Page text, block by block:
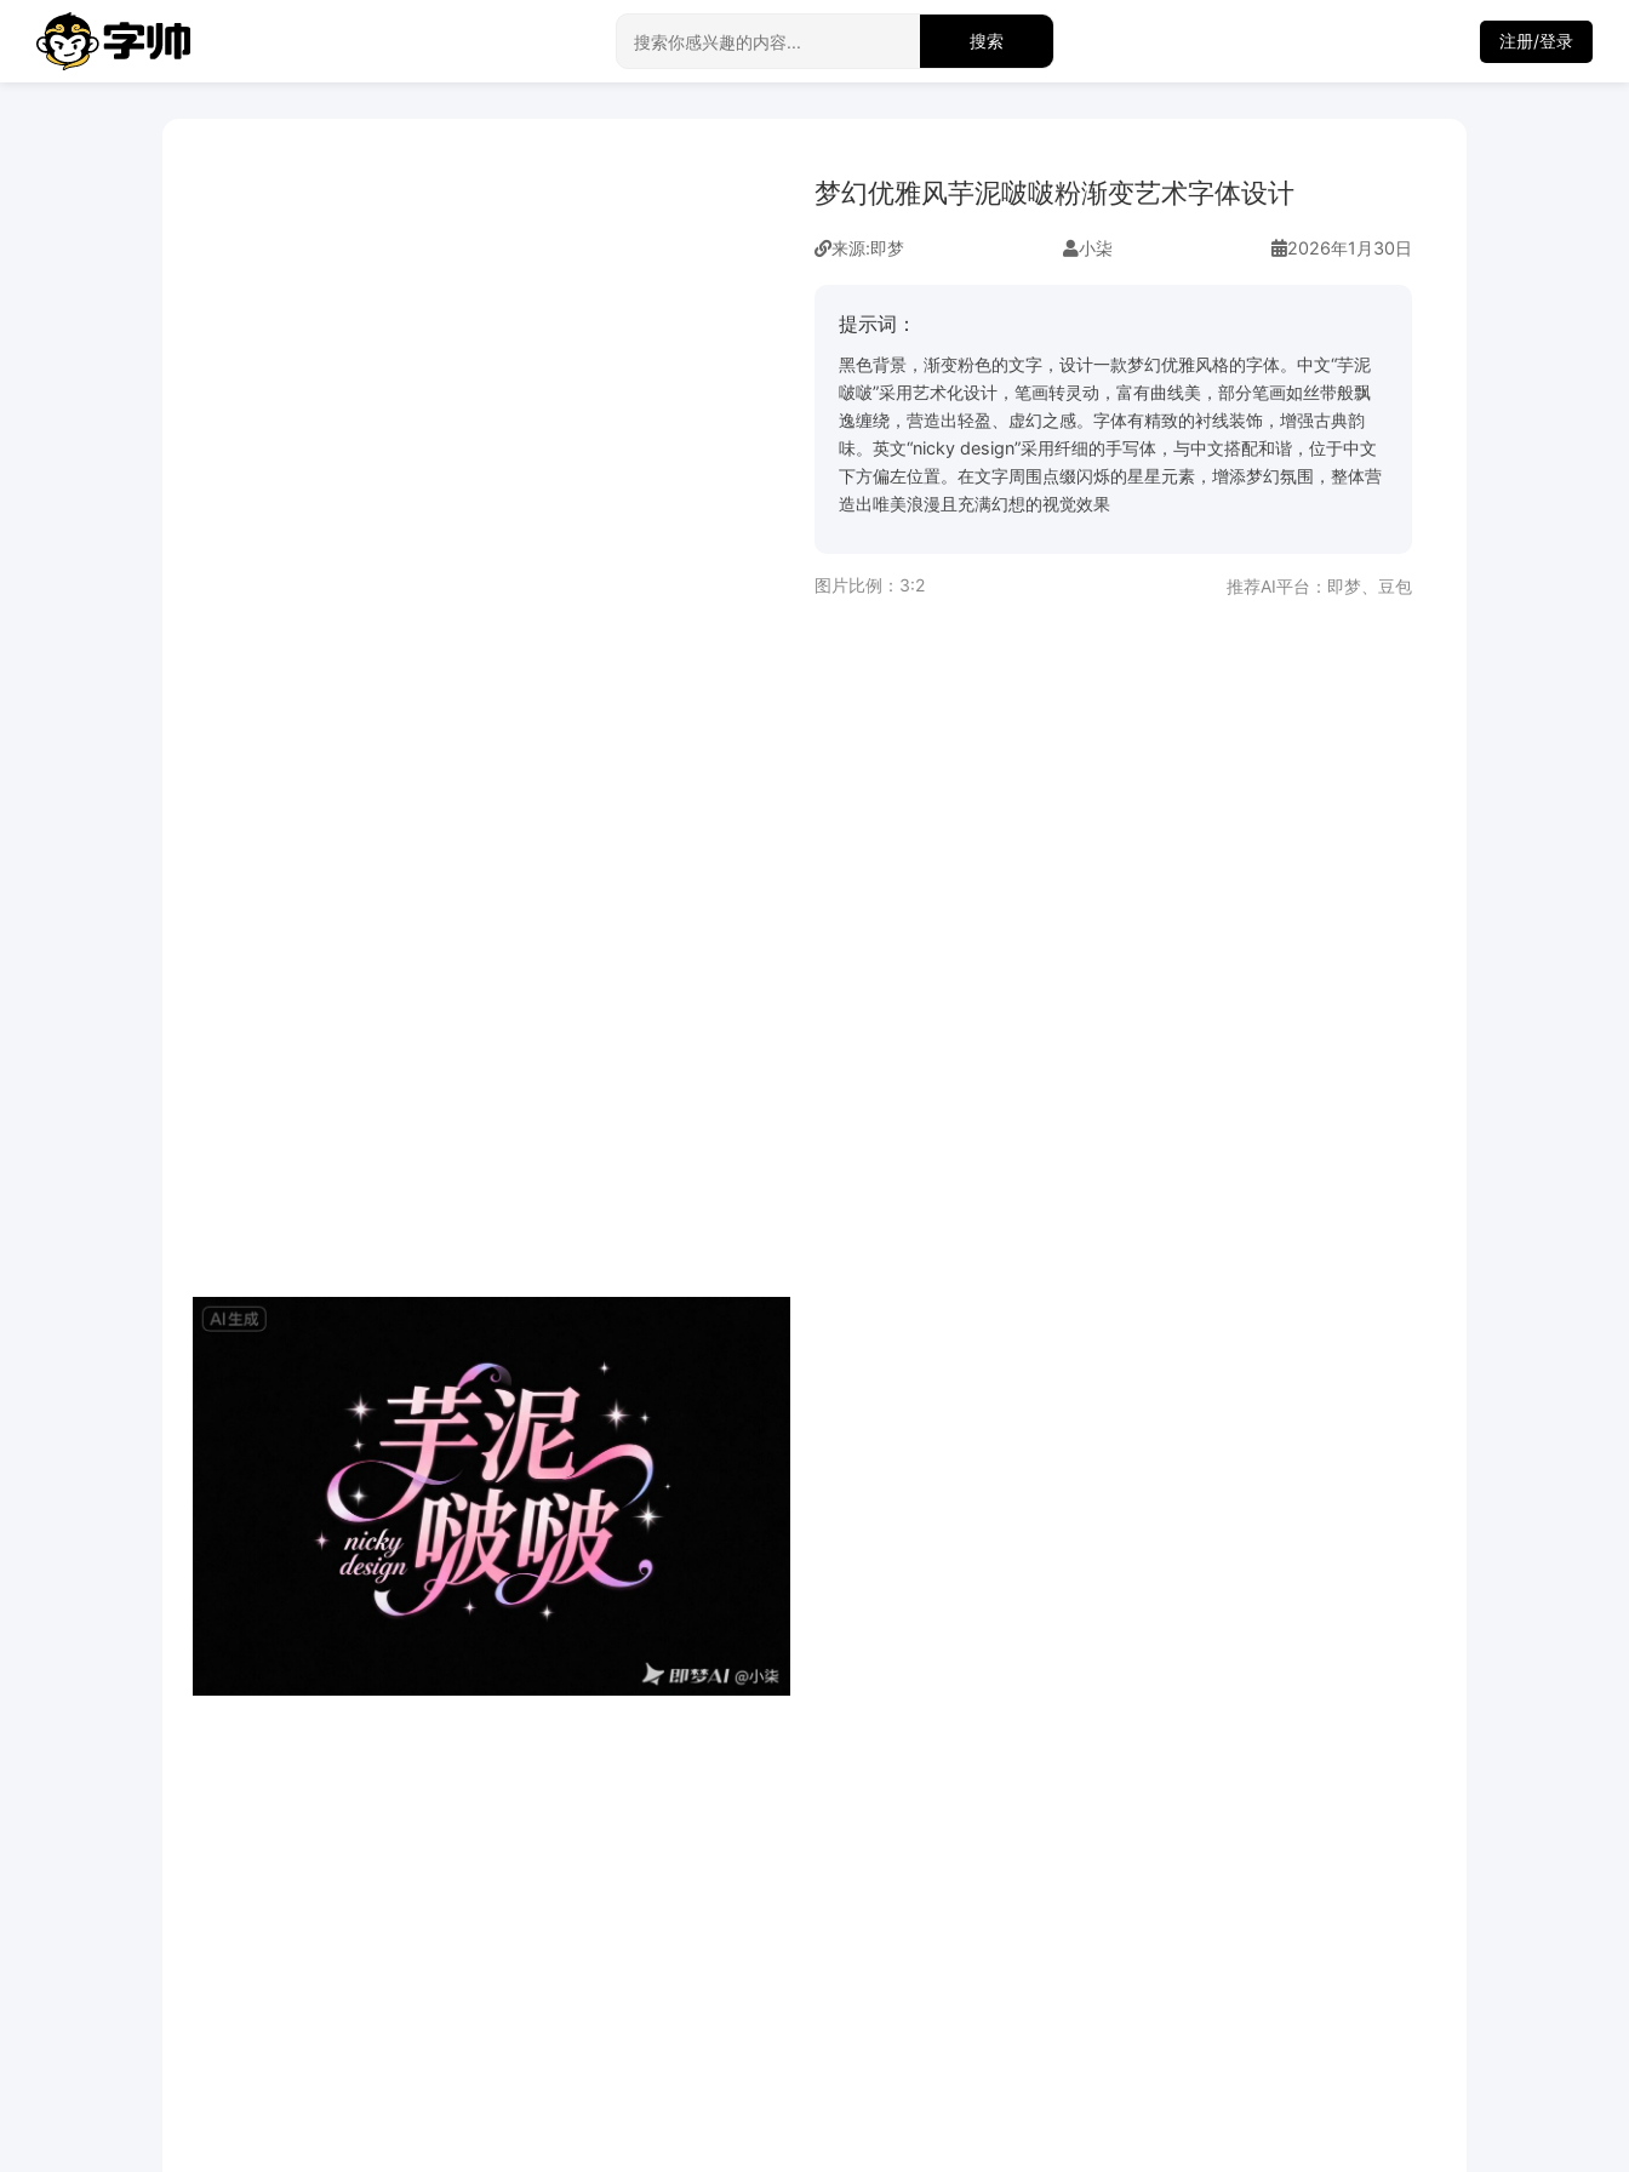
搜索 注册/登录
梦幻优雅风芋泥啵啵粉渐变艺术字体设计
来源:即梦 小柒 2026年1月30日
提示词：
黑色背景，渐变粉色的文字，设计一款梦幻优雅风格的字体。中文“芋泥
啵啵”采用艺术化设计，笔画转灵动，富有曲线美，部分笔画如丝带般飘
逸缠绕，营造出轻盈、虚幻之感。字体有精致的衬线装饰，增强古典韵
味。英文“nicky design”采用纤细的手写体，与中文搭配和谐，位于中文
下方偏左位置。在文字周围点缀闪烁的星星元素，增添梦幻氛围，整体营
造出唯美浪漫且充满幻想的视觉效果
图片比例： 3:2 推荐AI平台： 即梦 豆包